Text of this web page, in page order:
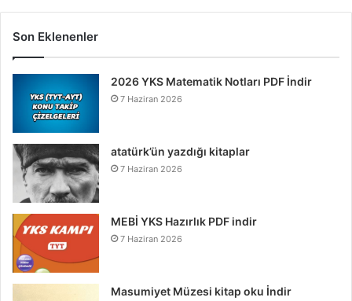
Son Eklenenler
2026 YKS Matematik Notları PDF İndir
7 Haziran 2026
atatürk’ün yazdığı kitaplar
7 Haziran 2026
MEBİ YKS Hazırlık PDF indir
7 Haziran 2026
Masumiyet Müzesi kitap oku İndir